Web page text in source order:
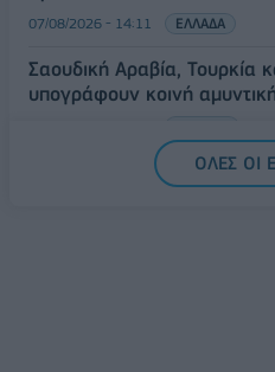
07/08/2026 - 14:11 ΕΛΛΑΔΑ
Σαουδική Αραβία, Τουρκία
υπογράφουν κοινή
ΟΛΕΣ ΟΙ